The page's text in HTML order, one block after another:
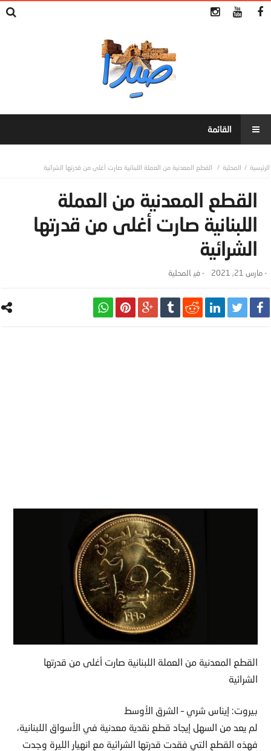
المحلية القطع المعدنية من العملة اللبنانية صارت أغلى من قدرتها الشرائية
القطع المعدنية من العملة
اللبنانية صارت أغلى من قدرتها
الشرائية
-مارس 21, 2021 - ‎في المحلية
القطع المعدنية من العملة اللبنانية صارت أغلى من قدرتها
الشرائية
بيروت: إيناس شري – الشرق الأوسط
لم يعد من السهل إيجاد قطع نقدية معدنية في الأسواق اللبنانية،
فهذه القطع التي فقدت قدرتها الشرائية مع انهيار الليرة وجدت